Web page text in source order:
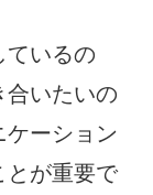
ているの
合いたいの
ケーション
とが重要で